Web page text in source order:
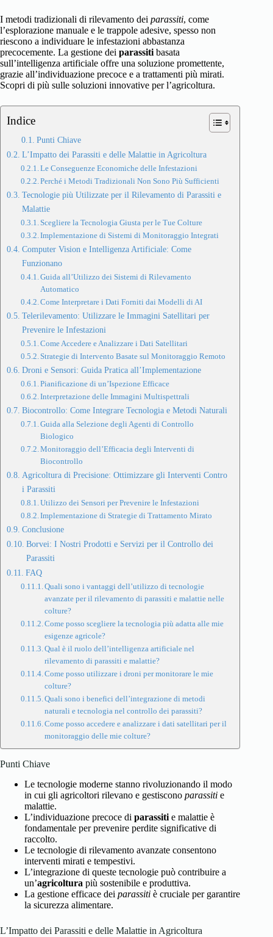
I metodi tradizionali di rilevamento dei parassiti, come
l’esplorazione manuale e le trappole adesive, spesso non
riescono a individuare le infestazioni abbastanza
precocemente. La gestione dei parassiti basata
sull’intelligenza artificiale offre una soluzione promettente,
grazie all’individuazione precoce e a trattamenti più mirati.
Scopri di più sulle soluzioni innovative per l’agricoltura.
Indice
Punti Chiave
L’Impatto dei Parassiti e delle Malattie in Agricoltura
Le Conseguenze Economiche delle Infestazioni
Perché i Metodi Tradizionali Non Sono Più Sufficienti
Tecnologie più Utilizzate per il Rilevamento di Parassiti e
Malattie
Scegliere la Tecnologia Giusta per le Tue Colture
Implementazione di Sistemi di Monitoraggio Integrati
Computer Vision e Intelligenza Artificiale: Come
Funzionano
Guida all’Utilizzo dei Sistemi di Rilevamento
Automatico
Come Interpretare i Dati Forniti dai Modelli di AI
Telerilevamento: Utilizzare le Immagini Satellitari per
Prevenire le Infestazioni
Come Accedere e Analizzare i Dati Satellitari
Strategie di Intervento Basate sul Monitoraggio Remoto
Droni e Sensori: Guida Pratica all’Implementazione
Pianificazione di un’Ispezione Efficace
Interpretazione delle Immagini Multispettrali
Biocontrollo: Come Integrare Tecnologia e Metodi Naturali
Guida alla Selezione degli Agenti di Controllo
Biologico
Monitoraggio dell’Efficacia degli Interventi di
Biocontrollo
Agricoltura di Precisione: Ottimizzare gli Interventi Contro
i Parassiti
Utilizzo dei Sensori per Prevenire le Infestazioni
Implementazione di Strategie di Trattamento Mirato
Conclusione
Borvei: I Nostri Prodotti e Servizi per il Controllo dei
Parassiti
FAQ
Quali sono i vantaggi dell’utilizzo di tecnologie
avanzate per il rilevamento di parassiti e malattie nelle
colture?
Come posso scegliere la tecnologia più adatta alle mie
esigenze agricole?
Qual è il ruolo dell’intelligenza artificiale nel
rilevamento di parassiti e malattie?
Come posso utilizzare i droni per monitorare le mie
colture?
Quali sono i benefici dell’integrazione di metodi
naturali e tecnologia nel controllo dei parassiti?
Come posso accedere e analizzare i dati satellitari per il
monitoraggio delle mie colture?
Punti Chiave
Le tecnologie moderne stanno rivoluzionando il modo
in cui gli agricoltori rilevano e gestiscono parassiti e
malattie.
L’individuazione precoce di parassiti e malattie è
fondamentale per prevenire perdite significative di
raccolto.
Le tecnologie di rilevamento avanzate consentono
interventi mirati e tempestivi.
L’integrazione di queste tecnologie può contribuire a
un’agricoltura più sostenibile e produttiva.
La gestione efficace dei parassiti è cruciale per garantire
la sicurezza alimentare.
L’Impatto dei Parassiti e delle Malattie in Agricoltura